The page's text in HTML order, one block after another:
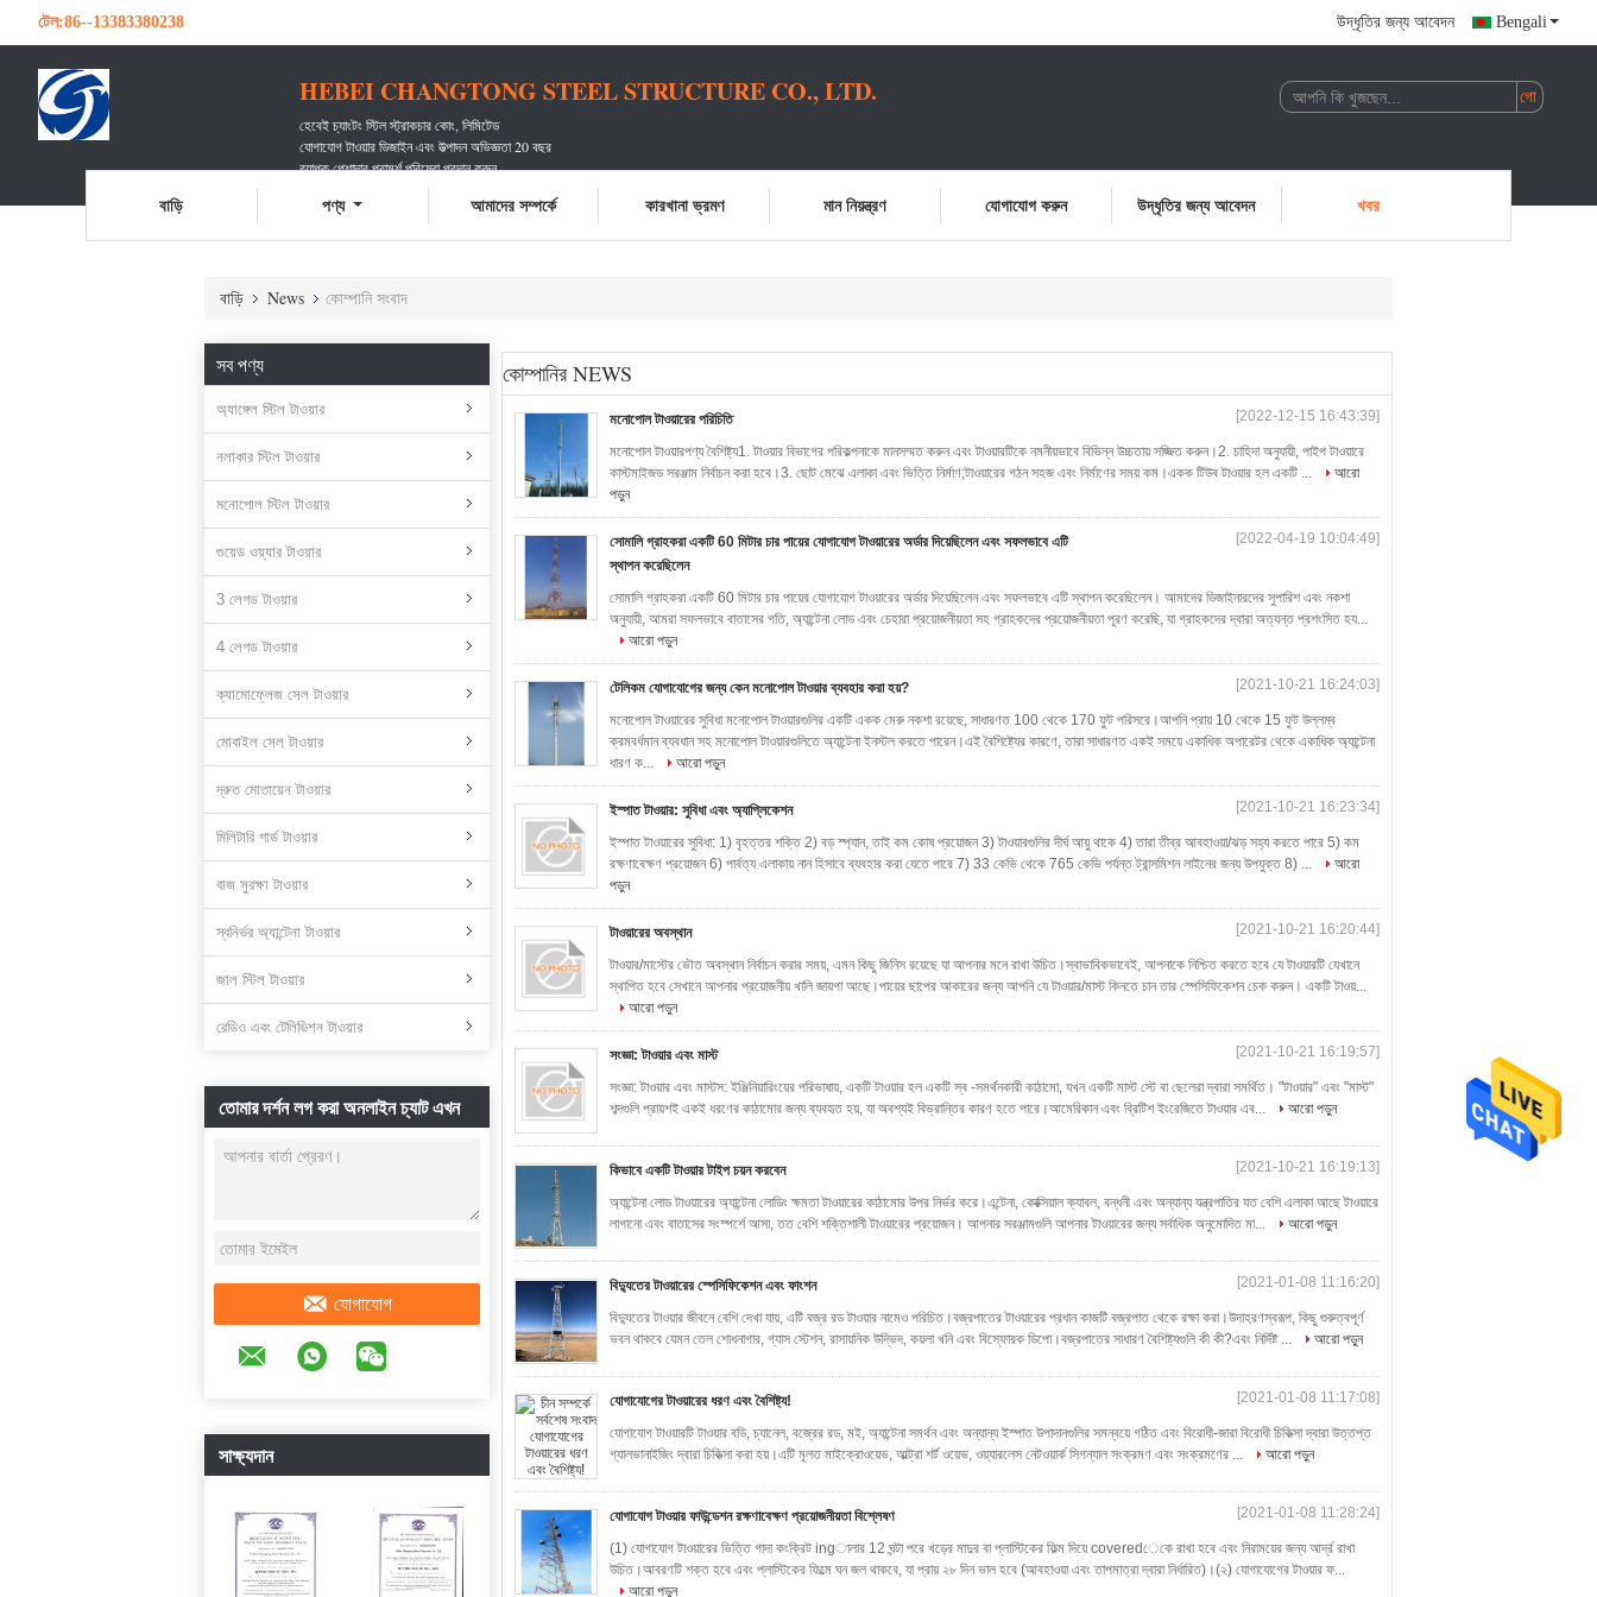
টেল:86--13383380238 উদ্ধৃতির জন্য আবেদন Bengali
HEBEI CHANGTONG STEEL STRUCTURE CO., LTD.
হেবেই চ্যাংটং স্টিল স্ট্রাকচার কোং, লিমিটেড
যোগাযোগ টাওয়ার ডিজাইন এবং উত্পাদন অভিজ্ঞতা 20 বছর
ব্যাপক পেশাদার পরামর্শ পরিষেবা প্রদান করুন
অগণিত যোগাযোগ বাহককে পরিবেশন করেছেন
বাড়ি পণ্য আমাদের সম্পর্কে কারখানা ভ্রমণ মান নিয়ন্ত্রণ যোগাযোগ করুন উদ্ধৃতির জন্য আবেদন খবর
বাড়ি News কোম্পানি সংবাদ
সব পণ্য
অ্যাঙ্গেল স্টিল টাওয়ার
নলাকার স্টিল টাওয়ার
মনোপোল স্টিল টাওয়ার
গুয়েড ওয়্যার টাওয়ার
3 লেগড টাওয়ার
4 লেগড টাওয়ার
ক্যামোফ্লেজ সেল টাওয়ার
মোবাইল সেল টাওয়ার
দ্রুত মোতায়েন টাওয়ার
মিলিটারি গার্ড টাওয়ার
বাজ সুরক্ষা টাওয়ার
স্বনির্ভর অ্যান্টেনা টাওয়ার
জাল স্টিল টাওয়ার
রেডিও এবং টেলিভিশন টাওয়ার
তোমার দর্শন লগ করা অনলাইন চ্যাট এখন
যোগাযোগ
সাক্ষ্যদান
কোম্পানির NEWS
মনোপোল টাওয়ারের পরিচিতি [2022-12-15 16:43:39]
মনোপোল টাওয়ারপণ্য বৈশিষ্ট্য1. টাওয়ার বিভাগের পরিকল্পনাকে মানসম্মত করুন এবং টাওয়ারটিকে নমনীয়ভাবে বিভিন্ন উচ্চতায় সজ্জিত করুন।2. চাহিদা অনুযায়ী, পাইপ টাওয়ারে
কাস্টমাইজড সরঞ্জাম নির্বাচন করা হবে।3. ছোট মেঝে এলাকা এবং ভিত্তি নির্মাণ;টাওয়ারের গঠন সহজ এবং নির্মাণের সময় কম।একক টিউব টাওয়ার হল একটি ...
আরো
পড়ুন
সোমালি গ্রাহকরা একটি 60 মিটার চার পায়ের যোগাযোগ টাওয়ারের অর্ডার দিয়েছিলেন এবং সফলভাবে এটি
স্থাপন করেছিলেন
[2022-04-19 10:04:49]
সোমালি গ্রাহকরা একটি 60 মিটার চার পায়ের যোগাযোগ টাওয়ারের অর্ডার দিয়েছিলেন এবং সফলভাবে এটি স্থাপন করেছিলেন। আমাদের ডিজাইনারদের সুপারিশ এবং নকশা
অনুযায়ী, আমরা সফলভাবে বাতাসের গতি, অ্যান্টেনা লোড এবং চেহারা প্রয়োজনীয়তা সহ গ্রাহকদের প্রয়োজনীয়তা পূরণ করেছি, যা গ্রাহকদের দ্বারা অত্যন্ত প্রশংসিত হয...
আরো পড়ুন
টেলিকম যোগাযোগের জন্য কেন মনোপোল টাওয়ার ব্যবহার করা হয়? [2021-10-21 16:24:03]
মনোপোল টাওয়ারের সুবিধা মনোপোল টাওয়ারগুলির একটি একক মেরু নকশা রয়েছে, সাধারণত 100 থেকে 170 ফুট পরিসরে।আপনি প্রায় 10 থেকে 15 ফুট উল্লম্ব
ক্রমবর্ধমান ব্যবধান সহ মনোপোল টাওয়ারগুলিতে অ্যান্টেনা ইনস্টল করতে পারেন।এই বৈশিষ্ট্যের কারণে, তারা সাধারণত একই সময়ে একাধিক অপারেটর থেকে একাধিক অ্যান্টেনা
ধারণ ক...
আরো পড়ুন
ইস্পাত টাওয়ার: সুবিধা এবং অ্যাপ্লিকেশন [2021-10-21 16:23:34]
ইস্পাত টাওয়ারের সুবিধা: 1) বৃহত্তর শক্তি 2) বড় স্প্যান, তাই কম কোষ প্রয়োজন 3) টাওয়ারগুলির দীর্ঘ আয়ু থাকে 4) তারা তীব্র আবহাওয়া/ঝড় সহ্য করতে পারে 5) কম
রক্ষণাবেক্ষণ প্রয়োজন 6) পার্বত্য এলাকায় নান হিসাবে ব্যবহার করা যেতে পারে 7) 33 কেভি থেকে 765 কেভি পর্যন্ত ট্রান্সমিশন লাইনের জন্য উপযুক্ত 8) ...
আরো
পড়ুন
টাওয়ারের অবস্থান [2021-10-21 16:20:44]
টাওয়ার/মাস্টের ভৌত অবস্থান নির্বাচন করার সময়, এমন কিছু জিনিস রয়েছে যা আপনার মনে রাখা উচিত।স্বাভাবিকভাবেই, আপনাকে নিশ্চিত করতে হবে যে টাওয়ারটি যেখানে
স্থাপিত হবে সেখানে আপনার প্রয়োজনীয় খালি জায়গা আছে।পায়ের ছাপের আকারের জন্য আপনি যে টাওয়ার/মাস্ট কিনতে চান তার স্পেসিফিকেশন চেক করুন। একটি টাওয়...
আরো পড়ুন
সংজ্ঞা: টাওয়ার এবং মাস্ট [2021-10-21 16:19:57]
সংজ্ঞা: টাওয়ার এবং মাস্টস: ইঞ্জিনিয়ারিংয়ের পরিভাষায়, একটি টাওয়ার হল একটি স্ব -সমর্থনকারী কাঠামো, যখন একটি মাস্ট স্টে বা ছেলেরা দ্বারা সমর্থিত। "টাওয়ার" এবং "মাস্ট"
শব্দগুলি প্রায়শই একই ধরণের কাঠামোর জন্য ব্যবহৃত হয়, যা অবশ্যই বিভ্রান্তির কারণ হতে পারে।আমেরিকান এবং ব্রিটিশ ইংরেজিতে টাওয়ার এব...
আরো পড়ুন
কিভাবে একটি টাওয়ার টাইপ চয়ন করবেন [2021-10-21 16:19:13]
অ্যান্টেনা লোড টাওয়ারের অ্যান্টেনা লোডিং ক্ষমতা টাওয়ারের কাঠামোর উপর নির্ভর করে।এন্টেনা, কোক্সিয়াল ক্যাবল, বন্ধনী এবং অন্যান্য যন্ত্রপাতির যত বেশি এলাকা আছে টাওয়ারে
লাগানো এবং বাতাসের সংস্পর্শে আসা, তত বেশি শক্তিশালী টাওয়ারের প্রয়োজন। আপনার সরঞ্জামগুলি আপনার টাওয়ারের জন্য সর্বাধিক অনুমোদিত মা...
আরো পড়ুন
বিদ্যুতের টাওয়ারের স্পেসিফিকেশন এবং ফাংশন [2021-01-08 11:16:20]
বিদ্যুতের টাওয়ার জীবনে বেশি দেখা যায়, এটি বজ্র রড টাওয়ার নামেও পরিচিত।বজ্রপাতের টাওয়ারের প্রধান কাজটি বজ্রপাত থেকে রক্ষা করা।উদাহরণস্বরূপ, কিছু গুরুত্বপূর্ণ
ভবন থাকবে যেমন তেল শোধনাগার, গ্যাস স্টেশন, রাসায়নিক উদ্ভিদ, কয়লা খনি এবং বিস্ফোরক ডিপো।বজ্রপাতের সাধারণ বৈশিষ্ট্যগুলি কী কী?এবং নির্দিষ্ট ...
আরো পড়ুন
যোগাযোগের টাওয়ারের ধরণ এবং বৈশিষ্ট্য! [2021-01-08 11:17:08]
যোগাযোগ টাওয়ারটি টাওয়ার বডি, চ্যানেল, বজ্রের রড, মই, অ্যান্টেনা সমর্থন এবং অন্যান্য ইস্পাত উপাদানগুলির সমন্বয়ে গঠিত এবং বিরোধী-জারা বিরোধী চিকিত্সা দ্বারা উত্তপ্ত
গ্যালভানাইজিং দ্বারা চিকিত্সা করা হয়।এটি মূলত মাইক্রোওয়েভ, আল্ট্রা শর্ট ওয়েভ, ওয়্যারলেস নেটওয়ার্ক সিগন্যাল সংক্রমণ এবং সংক্রমণের ...
আরো পড়ুন
যোগাযোগ টাওয়ার ফাউন্ডেশন রক্ষণাবেক্ষণ প্রয়োজনীয়তা বিশ্লেষণ [2021-01-08 11:28:24]
(1) যোগাযোগ টাওয়ারের ভিত্তি গাদা কংক্রিট ingালার 12 ঘন্টা পরে খড়ের মাদুর বা প্লাস্টিকের ফিল্ম দিয়ে coveredেকে রাখা হবে এবং নিরাময়ের জন্য আর্দ্র রাখা
উচিত।আবরণটি শক্ত হবে এবং প্লাস্টিকের ফিল্মে ঘন জল থাকবে, যা প্রায় ২৮ দিন ভাল হবে (আবহাওয়া এবং তাপমাত্রা দ্বারা নির্ধারিত)।(২) যোগাযোগের টাওয়ার ফ...
আরো পড়ুন